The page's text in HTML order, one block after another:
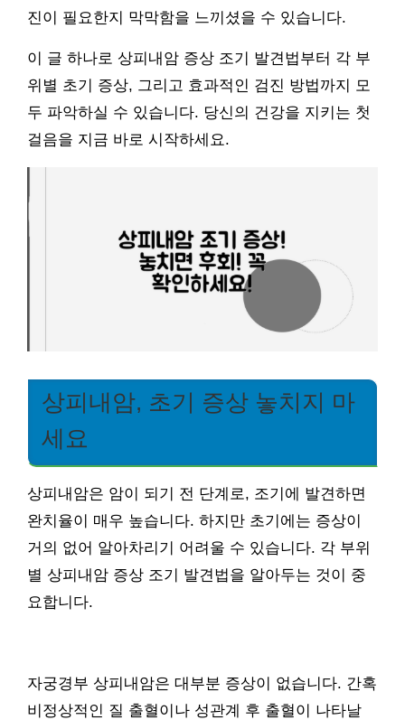
진이 필요한지 막막함을 느끼셨을 수 있습니다.
이 글 하나로 상피내암 증상 조기 발견법부터 각 부
위별 초기 증상, 그리고 효과적인 검진 방법까지 모
두 파악하실 수 있습니다. 당신의 건강을 지키는 첫
걸음을 지금 바로 시작하세요.
상피내암, 초기 증상 놓치지 마
세요
상피내암은 암이 되기 전 단계로, 조기에 발견하면
완치율이 매우 높습니다. 하지만 초기에는 증상이
거의 없어 알아차리기 어려울 수 있습니다. 각 부위
별 상피내암 증상 조기 발견법을 알아두는 것이 중
요합니다.
자궁경부 상피내암은 대부분 증상이 없습니다. 간혹
비정상적인 질 출혈이나 성관계 후 출혈이 나타날